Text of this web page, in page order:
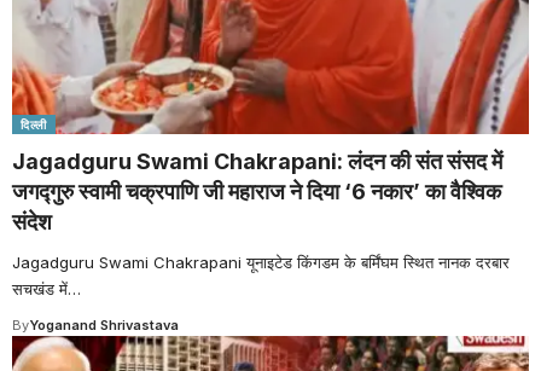
दिल्ली
Jagadguru Swami Chakrapani: लंदन की संत संसद में
जगद्गुरु स्वामी चक्रपाणि जी महाराज ने दिया ‘6 नकार’ का वैश्विक
संदेश
Jagadguru Swami Chakrapani यूनाइटेड किंगडम के बर्मिंघम स्थित नानक दरबार
सचखंड में…
ByYoganand Shrivastava